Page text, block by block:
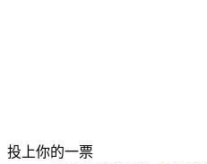
投上你的一票